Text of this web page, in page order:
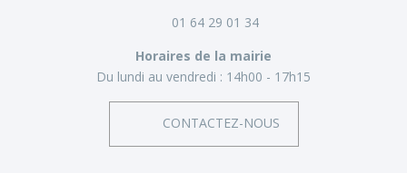
01 64 29 01 34
Horaires de la mairie
Du lundi au vendredi : 14h00 - 17h15
CONTACTEZ-NOUS